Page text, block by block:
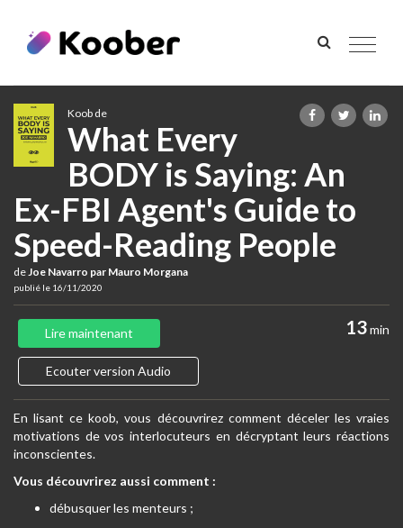
Toggle
Koob de
What Every
BODY is Saying: An
Ex-FBI Agent's Guide to
Speed-Reading People
deJoe Navarro par Mauro Morgana
publié le 16/11/2020
13min
Lire maintenant
Ecouter version Audio
En lisant ce koob, vous découvrirez comment déceler les vraies
motivations de vos interlocuteurs en décryptant leurs réactions
inconscientes.
Vous découvrirez aussi comment :
débusquer les menteurs ;